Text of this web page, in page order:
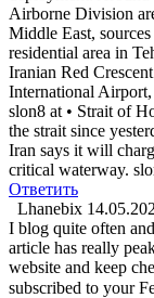
Airborne Division
Middle East,
residential area in
Iranian Red
International
slon8 at • Strait of
the strait since
Iran says it will
critical waterway.
Ответить
Lhanebix
I blog quite often
article has really
website and keep
subscribed to your